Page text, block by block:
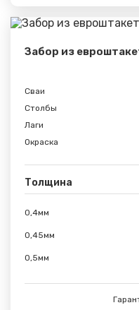
Забор из
Сваи
Столбы
Лаги
Окраска
Толщина
0,4мм
0,45мм
0,5мм
Спасибо за